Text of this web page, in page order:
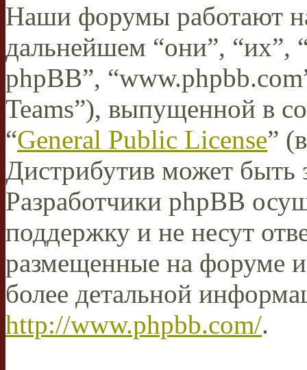
Наши форумы работают
дальнейшем “они”, “их”,
phpBB”,
Teams”), выпущенной в
“General Public License”
Дистрибутив может быть
Разработчики phpBB
поддержку и не несут
размещенные на форуме
более детальной
http://www.phpbb.com/.